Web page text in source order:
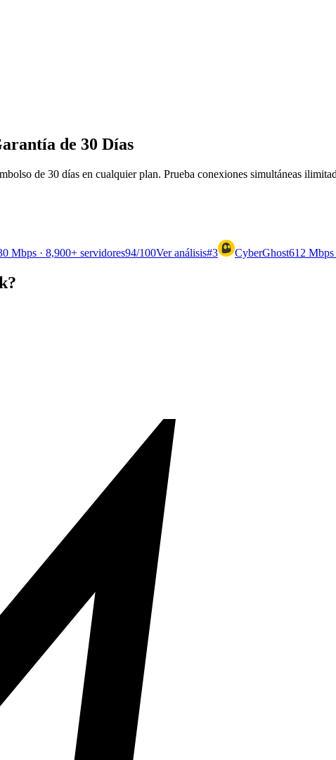
de 30 Días
de 30 días en cualquier plan. Prueba conexiones simultáneas
Mbps · 8,900+ servidores94/100Ver análisis#3 CyberGhost612 Mbps